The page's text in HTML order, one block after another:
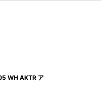
WH AKTR ア